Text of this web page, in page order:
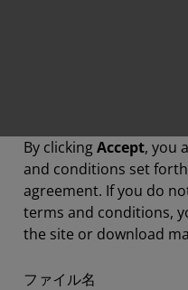
By clickingAccept, you
and conditions set
agreement. If you do
terms and conditions,
the site or download
ファイル名